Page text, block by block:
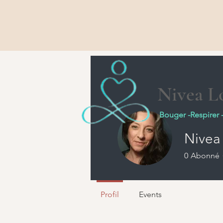
Nivea
Bouger -Respirer
0 Abonné
Profil Events